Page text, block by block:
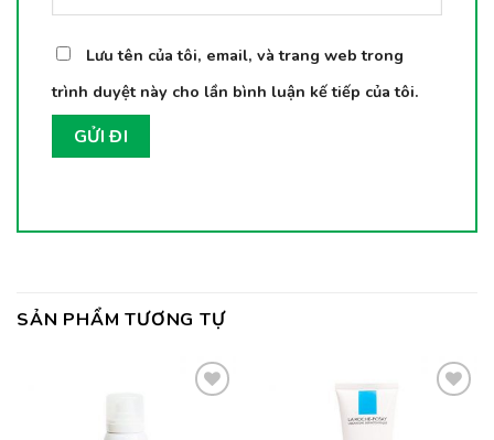
Lưu tên của tôi, email, và trang web trong
trình duyệt này cho lần bình luận kế tiếp của tôi.
SẢN PHẨM TƯƠNG TỰ